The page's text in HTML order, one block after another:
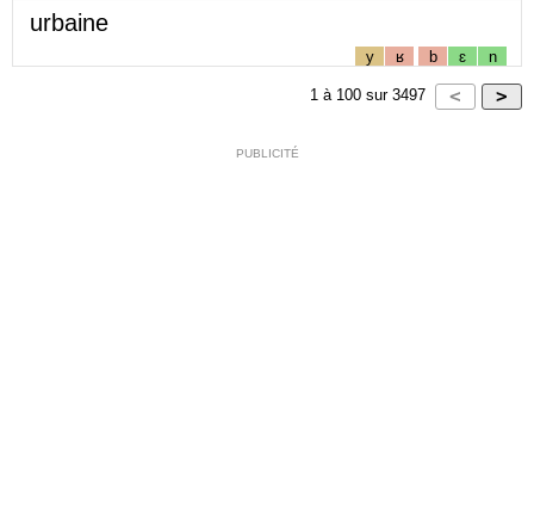
urbaine
y ʁ b ɛ n
1 à 100 sur 3497
PUBLICITÉ